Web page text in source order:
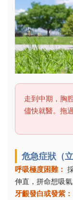
走到中期，胸
儘快就醫。拖
危急症狀（
呼吸極度困難：
伸直，拼命想吸氣
牙齦發白或發紫：